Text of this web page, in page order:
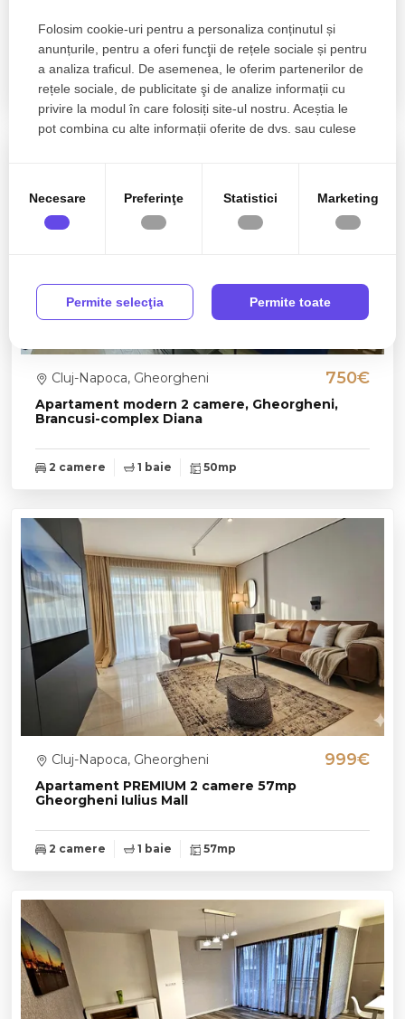
Apartament 2 camere, decomandat,
Gheorgheni, Iulius Mall
2 camere 1 baie 50mp
Apartament modern 2 camere, Gheorgheni,
Brancusi-complex Diana
Cluj-Napoca, Gheorgheni 750€
2 camere 1 baie 50mp
Apartament PREMIUM 2 camere 57mp
Gheorgheni Iulius Mall
Cluj-Napoca, Gheorgheni 999€
2 camere 1 baie 57mp
Folosim cookie-uri pentru a personaliza conținutul și
anunțurile, pentru a oferi funcţii de rețele sociale și pentru
a analiza traficul. De asemenea, le oferim partenerilor de
rețele sociale, de publicitate şi de analize informații cu
privire la modul în care folosiți site-ul nostru. Aceștia le
pot combina cu alte informații oferite de dvs. sau culese
Necesare Preferinţe Statistici Marketing
Permite selecţia Permite toate